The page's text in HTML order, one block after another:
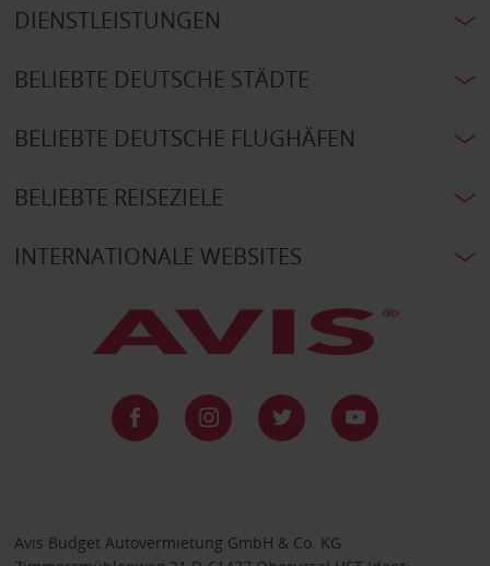
DIENSTLEISTUNGEN
BELIEBTE DEUTSCHE STÄDTE
BELIEBTE DEUTSCHE FLUGHÄFEN
BELIEBTE REISEZIELE
INTERNATIONALE WEBSITES
Avis Budget Autovermietung GmbH & Co. KG